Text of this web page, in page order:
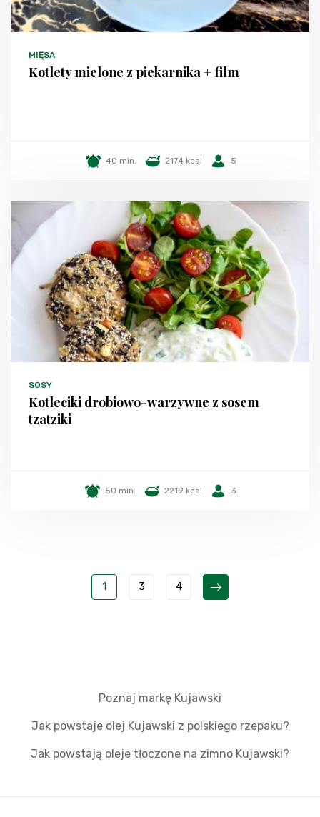
MIĘSA
Kotlety mielone z piekarnika + film
40 min. 2174 kcal 5
SOSY
Kotleciki drobiowo-warzywne z sosem
tzatziki
50 min. 2219 kcal 3
1 3 4
Poznaj markę Kujawski
Jak powstaje olej Kujawski z polskiego rzepaku?
Jak powstają oleje tłoczone na zimno Kujawski?